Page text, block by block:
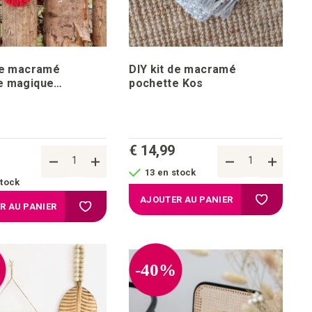
macramé
magique
AU PANIER Ajouter à la liste d'achats
DIY kit de macramé
pochette Kos
€ 14,99
13 en stock
AJOUTER AU PANIER Ajouter à
-40%